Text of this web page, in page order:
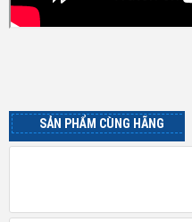
SẢN PHẨM CÙNG HÃNG